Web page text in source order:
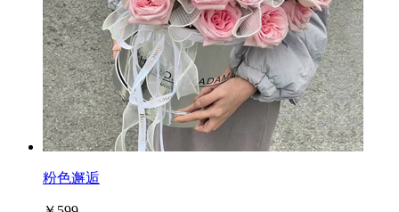
粉色邂逅